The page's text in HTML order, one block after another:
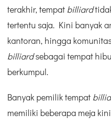
terakhir, tempat billiard
tertentu saja. Kini banyak
kantoran, hingga
billiardsebagai tempat
berkumpul.
Banyak pemilik tempat
memiliki beberapa meja